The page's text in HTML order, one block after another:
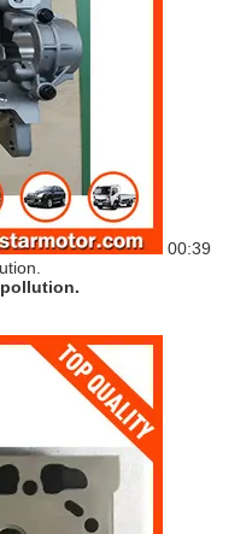
00:39